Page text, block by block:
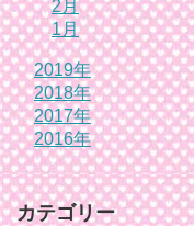
2月
1月
2019年
2018年
2017年
2016年
カテゴリー